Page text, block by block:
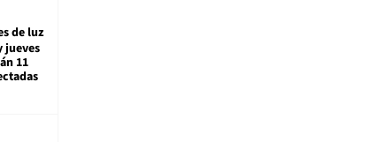
de luz
jueves
11